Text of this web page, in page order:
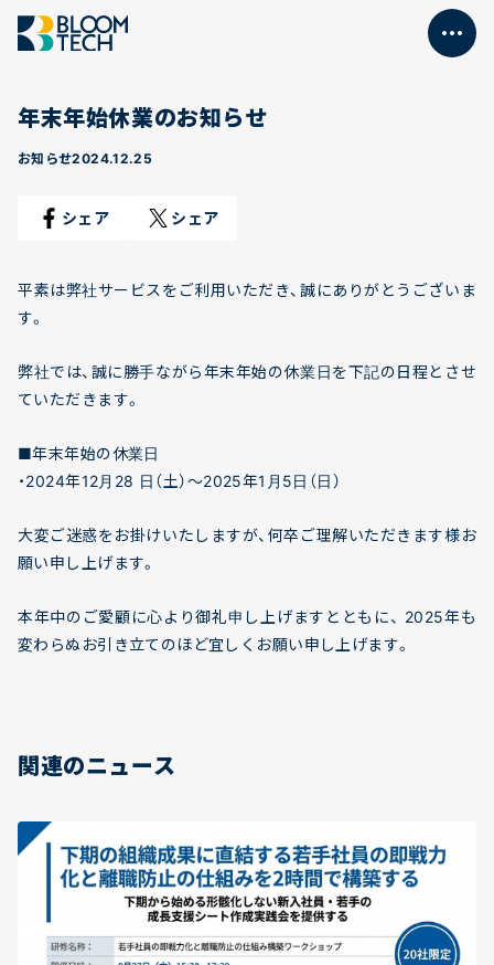
私たちについて
会社概要
年末年始休業のお知らせ
お知らせ2024.12.25
シェア シェア
平素は弊社サービスをご利用いただき、誠にありがとうございま
す。
弊社では、誠に勝手ながら年末年始の休業日を下記の日程とさせ
ていただきます。
■年末年始の休業日
・2024年12月28 日（土）～2025年1月5日（日）
大変ご迷惑をお掛けいたしますが、何卒ご理解いただきます様お
願い申し上げます。
本年中のご愛顧に心より御礼申し上げますとともに、 2025年も
変わらぬお引き立てのほど宜しくお願い申し上げます。
関連のニュース